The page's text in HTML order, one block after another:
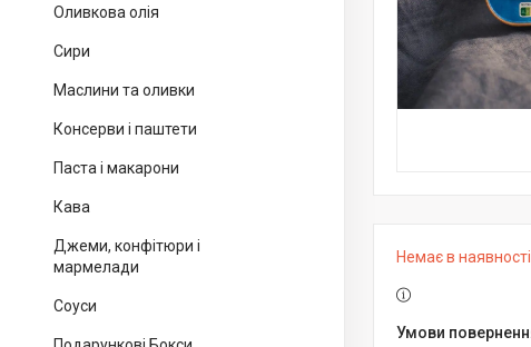
Оливкова олія
Сири
Маслини та оливки
Консерви і паштети
Паста і макарони
Кава
Джеми, конфітюри і
мармелади
Соуси
Немає в наявності